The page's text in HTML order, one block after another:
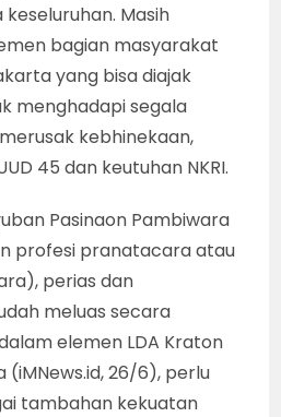
Masih
bagian masyarakat
yang bisa diajak
menghadapi segala
kebhinekaan,
45 dan keutuhan NKRI.
Pasinaon Pambiwara
profesi pranatacara atau
perias dan
meluas secara
elemen LDA Kraton
26/6), perlu
tambahan kekuatan